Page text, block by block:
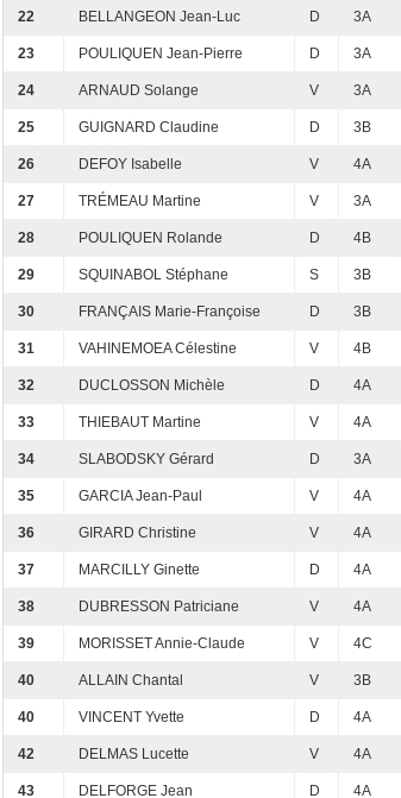
22 BELLANGEON Jean-Luc D 3A
23 POULIQUEN Jean-Pierre D 3A
24 ARNAUD Solange V 3A
25 GUIGNARD Claudine D 3B
26 DEFOY Isabelle V 4A
27 TRÉMEAU Martine V 3A
28 POULIQUEN Rolande D 4B
29 SQUINABOL Stéphane S 3B
30 FRANÇAIS Marie-Françoise D 3B
31 VAHINEMOEA Célestine V 4B
32 DUCLOSSON Michèle D 4A
33 THIEBAUT Martine V 4A
34 SLABODSKY Gérard D 3A
35 GARCIA Jean-Paul V 4A
36 GIRARD Christine V 4A
37 MARCILLY Ginette D 4A
38 DUBRESSON Patriciane V 4A
39 MORISSET Annie-Claude V 4C
40 ALLAIN Chantal V 3B
40 VINCENT Yvette D 4A
42 DELMAS Lucette V 4A
43 DELFORGE Jean D 4A